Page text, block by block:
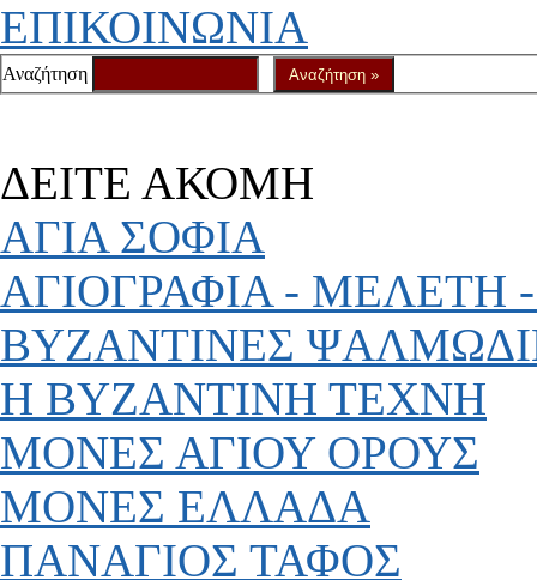
ΕΠΙΚΟΙΝΩΝΙΑ
Αναζήτηση
ΔΕΙΤΕ ΑΚΟΜΗ
ΑΓΙΑ ΣΟΦΙΑ
ΑΓΙΟΓΡΑΦΙΑ - ΜΕΛΕΤΗ -
ΒΥΖΑΝΤΙΝΕΣ
Η ΒΥΖΑΝΤΙΝΗ ΤΕΧΝΗ
ΜΟΝΕΣ ΑΓΙΟΥ ΟΡΟΥΣ
ΜΟΝΕΣ ΕΛΛΑΔΑ
ΠΑΝΑΓΙΟΣ ΤΑΦΟΣ